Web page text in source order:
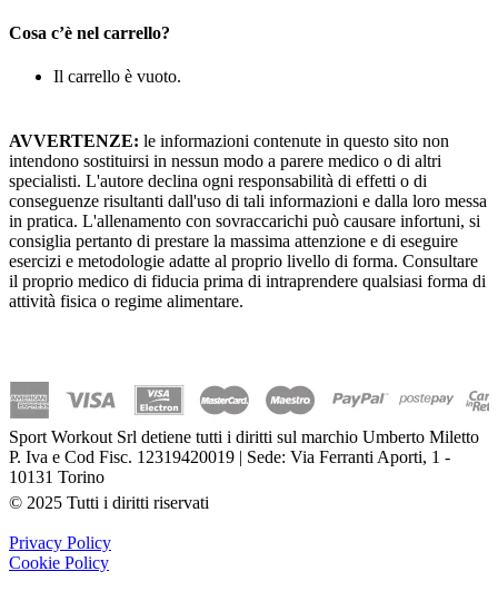
Cosa c’è nel carrello?
Il carrello è vuoto.
AVVERTENZE: le informazioni contenute in questo sito non
intendono sostituirsi in nessun modo a parere medico o di altri
specialisti. L'autore declina ogni responsabilità di effetti o di
conseguenze risultanti dall'uso di tali informazioni e dalla loro messa
in pratica. L'allenamento con sovraccarichi può causare infortuni, si
consiglia pertanto di prestare la massima attenzione e di eseguire
esercizi e metodologie adatte al proprio livello di forma. Consultare
il proprio medico di fiducia prima di intraprendere qualsiasi forma di
attività fisica o regime alimentare.
Sport Workout Srl detiene tutti i diritti sul marchio Umberto Miletto
P. Iva e Cod Fisc. 12319420019 | Sede: Via Ferranti Aporti, 1 -
10131 Torino
© 2025 Tutti i diritti riservati
Privacy Policy
Cookie Policy